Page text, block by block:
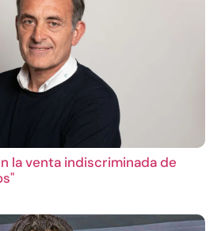
la venta indiscriminada de